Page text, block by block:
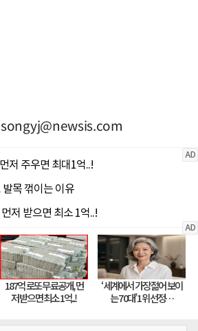
songyj@newsis.com